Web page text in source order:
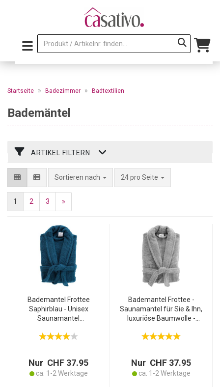
Startseite » Badezimmer » Badtextilien
Bademäntel
ARTIKEL FILTERN
Sortieren nach 24 pro Seite
1 2 3 »
Bademantel Frottee
Saphirblau - Unisex
Saunamantel
Ihn - 100% Baumwolle -
hautfreundlich
Nur CHF 37.95
ca. 1-2 Werktage
Bademantel Frottee -
Saunamantel für Sie & Ihn,
luxuriöse Baumwolle -
verstellbarer Taille - weich,
Nur CHF 37.95
ca. 1-2 Werktage